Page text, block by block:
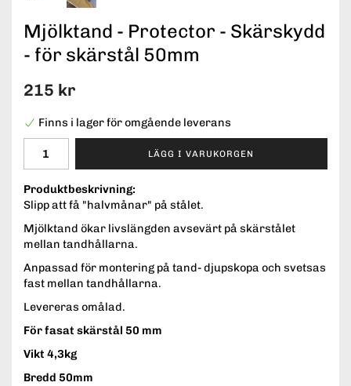
Mjölktand - Protector - Skärskydd
- för skärstål 50mm
215 kr
Finns i lager för omgående leverans
LÄGG I VARUKORGEN
Produktbeskrivning:
Slipp att få "halvmånar" på stålet.
Mjölktand ökar livslängden avsevärt på skärstålet
mellan tandhållarna.
Anpassad för montering på tand- djupskopa och svetsas
fast mellan tandhållarna.
Levereras omålad.
För fasat skärstål 50 mm
Vikt 4,3kg
Bredd 50mm